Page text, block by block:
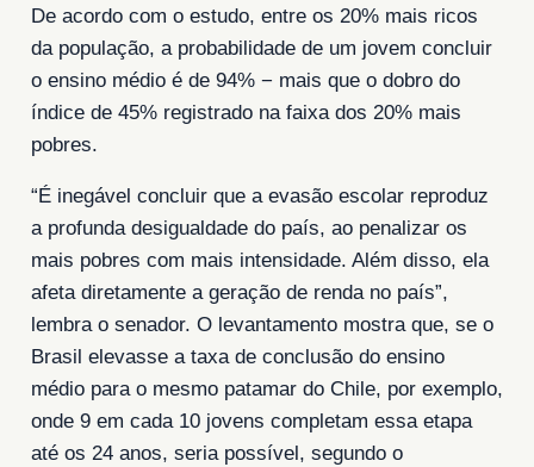
De acordo com o estudo, entre os 20% mais ricos
da população, a probabilidade de um jovem concluir
o ensino médio é de 94% − mais que o dobro do
índice de 45% registrado na faixa dos 20% mais
pobres.
“É inegável concluir que a evasão escolar reproduz
a profunda desigualdade do país, ao penalizar os
mais pobres com mais intensidade. Além disso, ela
afeta diretamente a geração de renda no país”,
lembra o senador. O levantamento mostra que, se o
Brasil elevasse a taxa de conclusão do ensino
médio para o mesmo patamar do Chile, por exemplo,
onde 9 em cada 10 jovens completam essa etapa
até os 24 anos, seria possível, segundo o